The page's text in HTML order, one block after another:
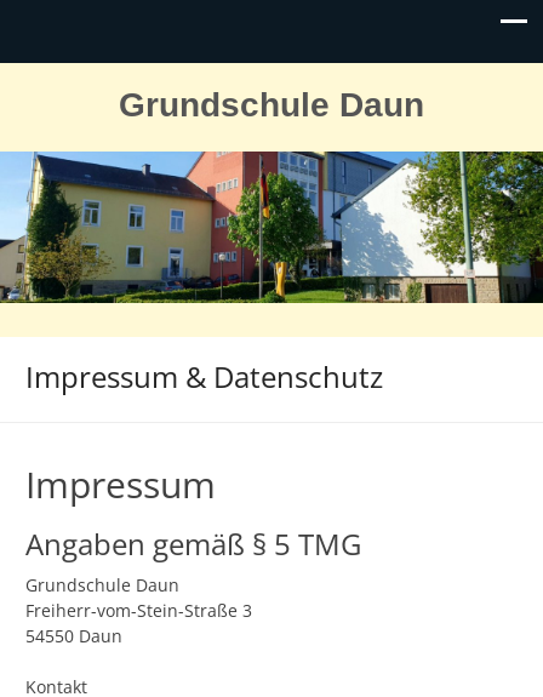
Grundschule Daun
Impressum & Datenschutz
Impressum
Angaben gemäß § 5 TMG
Grundschule Daun
Freiherr-vom-Stein-Straße 3
54550 Daun
Kontakt